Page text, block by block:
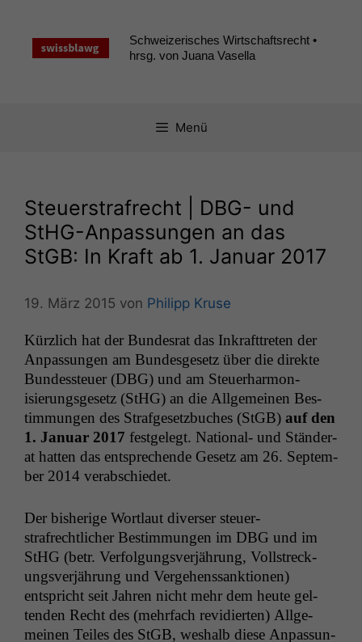
springen
Schweizerisches Wirtschaftsrecht •
hrsg. von Juana Vasella
Menü
Steuerstrafrecht | DBG- und
StHG-Anpassungen an das
StGB: In Kraft ab 1. Januar 2017
19. März 2015 von Philipp Kruse
Kür­zlich hat der Bun­desrat das Inkraft­treten der
Anpas­sun­gen am Bun­des­ge­setz über die direk­te
Bun­dess­teuer (DBG) und am Steuer­har­mon­
isierungs­ge­setz (StHG) an die All­ge­meinen Bes­
tim­mungen des Strafge­set­zbuch­es (StGB) auf den
1. Jan­u­ar 2017 fest­gelegt. Nation­al- und Stän­der­
at hat­ten das entsprechende Gesetz am 26. Sep­tem­
ber 2014 verabschiedet.
Der bish­erige Wort­laut divers­er steuer­
strafrechtlich­er Bes­tim­mungen im DBG und im
StHG (betr. Ver­fol­gungsver­jährung, Voll­streck­
ungsver­jährung und Verge­henssank­tio­nen)
entspricht seit Jahren nicht mehr dem heute gel­
tenden Recht des (mehrfach rev­i­dierten) All­ge­
meinen Teiles des StGB, weshalb diese Anpas­sun­